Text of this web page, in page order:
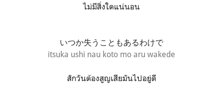
ไม่มีสิ่งใดแน่นอน
いつか失うこともあるわけで
itsuka ushi nau koto mo aru wakede
สักวันต้องสูญเสียมันไปอยู่ดี